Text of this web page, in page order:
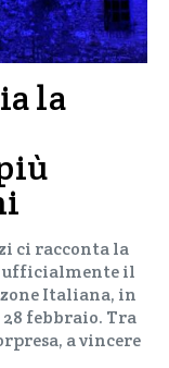
la
ci racconta la
ufficialmente il
Italiana, in
febbraio. Tra
a vincere